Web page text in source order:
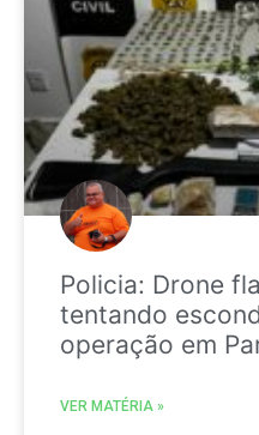
Policia: Drone
tentando
operação em
VER MATÉRIA »